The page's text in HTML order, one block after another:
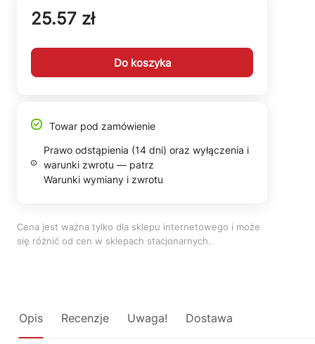
25.57 zł
Do koszyka
Towar pod zamówienie
Prawo odstąpienia (14 dni) oraz wyłączenia i
warunki zwrotu — patrz
Warunki wymiany i zwrotu
Cena jest ważna tylko dla sklepu internetowego i może
się różnić od cen w sklepach stacjonarnych.
Opis Recenzje Uwaga! Dostawa